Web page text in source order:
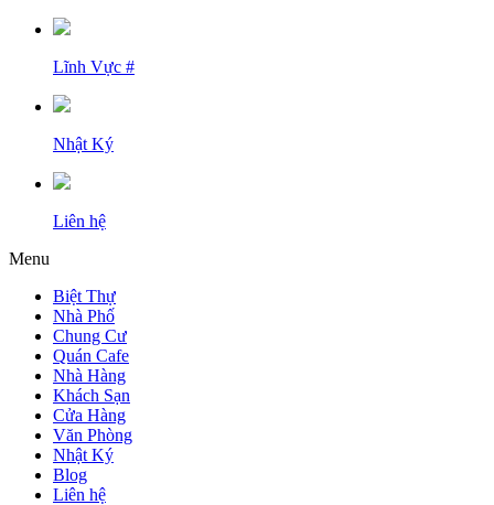
Lĩnh Vực #
Nhật Ký
Liên hệ
Menu
Biệt Thự
Nhà Phố
Chung Cư
Quán Cafe
Nhà Hàng
Khách Sạn
Cửa Hàng
Văn Phòng
Nhật Ký
Blog
Liên hệ